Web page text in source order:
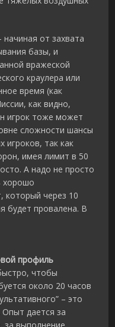
от захвата
базы, и
вражеской
краулера или
время (как
как видно,
игрок тоже может
сложности шансы
игроков, так как
имея лимит в 50
А надо не просто
хорошо
который через 10
будет провалена. В
профиль
чтобы
около 20 часов
– это
дается за